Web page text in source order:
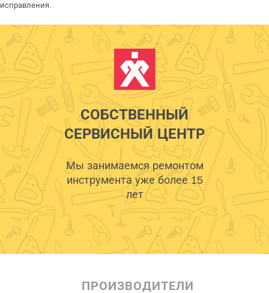
исправления.
СОБСТВЕННЫЙ
СЕРВИСНЫЙ ЦЕНТР
Мы занимаемся ремонтом
инструмента уже более 15
лет
ПРОИЗВОДИТЕЛИ